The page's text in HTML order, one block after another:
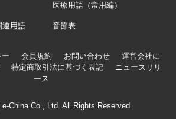
医療用語（常用編）
連用語 音節表
会員規約 お問い合わせ
運営会社に
特定商取引法に基づく表記
ニュースリリ
ース
e-China Co., Ltd. All Rights Reserved.